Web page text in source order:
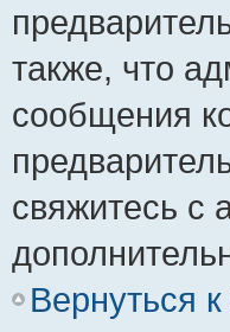
также, что
сообщения
свяжитесь с
Вернуться